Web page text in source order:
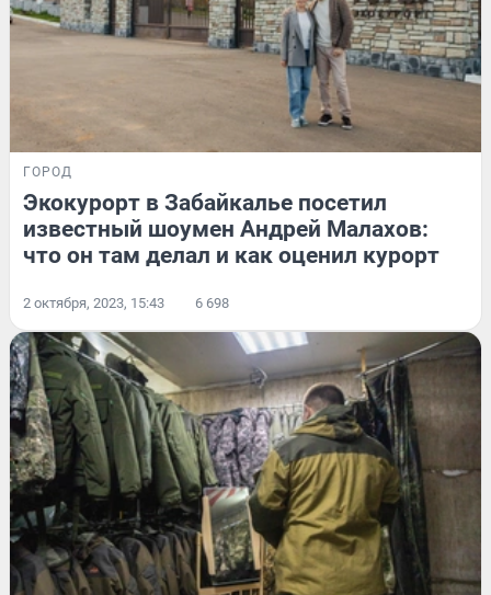
ГОРОД
Экокурорт в Забайкалье посетил
известный шоумен Андрей Малахов:
что он там делал и как оценил курорт
2 октября, 2023, 15:43 6 698